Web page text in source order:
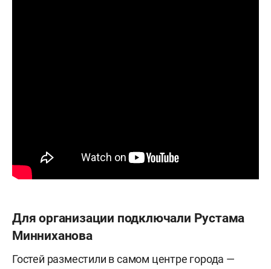
Для организации подключали Рустама
Минниханова
Гостей разместили в самом центре города —